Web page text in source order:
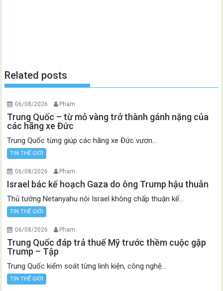
Related posts
06/08/2026 Pham
Trung Quốc – từ mỏ vàng trở thành gánh nặng của
các hãng xe Đức
Trung Quốc từng giúp các hãng xe Đức vươn...
TIN THẾ GIỚI
06/08/2026 Pham
Israel bác kế hoạch Gaza do ông Trump hậu thuẫn
Thủ tướng Netanyahu nói Israel không chấp thuận kế...
TIN THẾ GIỚI
06/08/2026 Pham
Trung Quốc đáp trả thuế Mỹ trước thềm cuộc gặp
Trump – Tập
Trung Quốc kiểm soát từng linh kiện, công nghệ...
TIN THẾ GIỚI